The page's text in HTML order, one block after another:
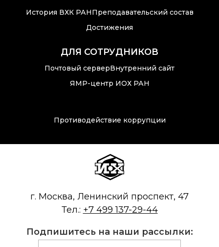
История ВХК РАНПреподавательский состав
Достижения
ДЛЯ СОТРУДНИКОВ
Почтовый серверВнутренний сайт
ЯМР-центр ИОХ РАН
Противодействие коррупции
г. Москва, Ленинский проспект, 47
Тел.: +7 499 137-29-44
Подпишитесь на наши рассылки: